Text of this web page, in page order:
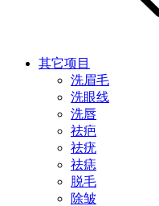
其它项目
洗眉毛
洗眼线
洗唇
祛疤
祛疣
祛痣
脱毛
除皱